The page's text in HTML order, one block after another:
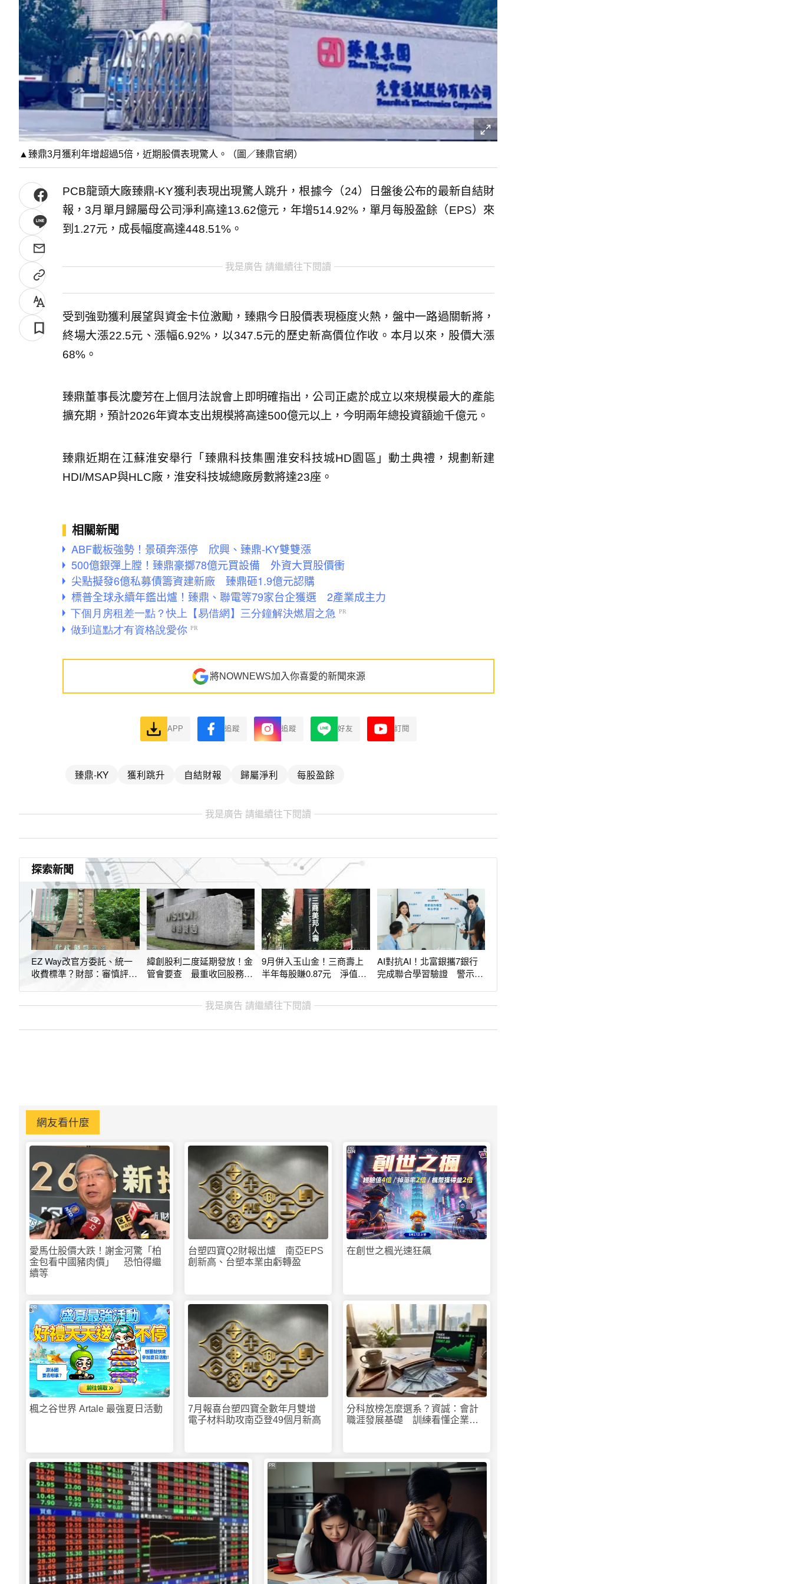
▲臻鼎3月獲利年增超過5倍，近期股價表現驚人。（圖／臻鼎官網）
PCB龍頭大廠臻鼎-KY獲利表現出現驚人跳升，根據今（24）日盤後公布的最新自結財
報，3月單月歸屬母公司淨利高達13.62億元，年增514.92%，單月每股盈餘（EPS）來
到1.27元，成長幅度高達448.51%。
我是廣告 請繼續往下閱讀
受到強勁獲利展望與資金卡位激勵，臻鼎今日股價表現極度火熱，盤中一路過關斬將，
終場大漲22.5元、漲幅6.92%，以347.5元的歷史新高價位作收。本月以來，股價大漲
68%。
臻鼎董事長沈慶芳在上個月法說會上即明確指出，公司正處於成立以來規模最大的產能
擴充期，預計2026年資本支出規模將高達500億元以上，今明兩年總投資額逾千億元。
臻鼎近期在江蘇淮安舉行「臻鼎科技集團淮安科技城HD園區」動土典禮，規劃新建
HDI/MSAP與HLC廠，淮安科技城總廠房數將達23座。
相關新聞
ABF載板強勢！景碩奔漲停 欣興、臻鼎-KY雙雙漲
500億銀彈上膛！臻鼎豪擲78億元買設備 外資大買股價衝
尖點擬發6億私募債籌資建新廠 臻鼎砸1.9億元認購
標普全球永續年鑑出爐！臻鼎、聯電等79家台企獲選 2產業成主力
將NOWNEWS加入你喜愛的新聞來源
APP 追蹤 追蹤 好友 訂閱
臻鼎-KY 獲利跳升 自結財報 歸屬淨利 每股盈餘
我是廣告 請繼續往下閱讀
探索新聞
EZ Way改官方委託、統一
收費標準？財部：審慎評估
緯創股利二度延期發放！金
管會要查 最重收回股務自
9月併入玉山金！三商壽上
半年每股賺0.87元 淨值突
AI對抗AI！北富銀攜7銀行
完成聯合學習驗證 警示帳
我是廣告 請繼續往下閱讀
網友看什麼
愛馬仕股價大跌！謝金河驚「柏
金包看中國豬肉價」 恐怕得繼
續等
台塑四寶Q2財報出爐 南亞EPS
創新高、台塑本業由虧轉盈
在創世之楓光速狂飆
PR
楓之谷世界 Artale 最強夏日活動
PR
7月報喜台塑四寶全數年月雙增
電子材料助攻南亞登49個月新高
分科放榜怎麼選系？資誠：會計
職涯發展基礎 訓練看懂企業的
PR